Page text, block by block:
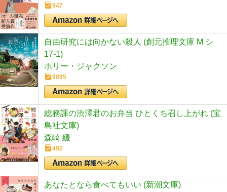
947
自由研究には向かない殺人 (創元推理文庫 M シ
17-1)
ホリー・ジャクソン
9895
総務課の渋澤君のお弁当 ひとくち召し上がれ (宝
島社文庫)
森崎 緩
492
あなたとなら食べてもいい (新潮文庫)